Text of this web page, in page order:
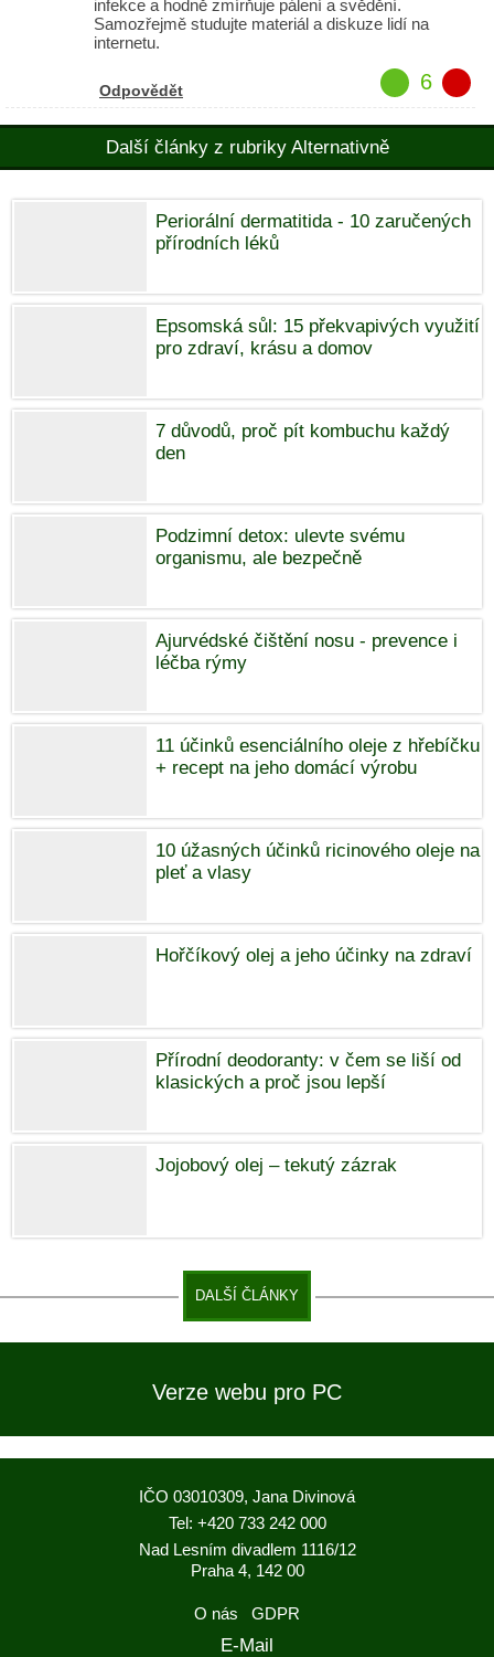
infekce a hodně zmírňuje pálení a svědění.
Samozřejmě studujte materiál a diskuze lidí na
internetu.
Odpovědět 6
Další články z rubriky Alternativně
Periorální dermatitida - 10 zaručených
přírodních léků
Epsomská sůl: 15 překvapivých využití
pro zdraví, krásu a domov
7 důvodů, proč pít kombuchu každý
den
Podzimní detox: ulevte svému
organismu, ale bezpečně
Ajurvédské čištění nosu - prevence i
léčba rýmy
11 účinků esenciálního oleje z hřebíčku
+ recept na jeho domácí výrobu
10 úžasných účinků ricinového oleje na
pleť a vlasy
Hořčíkový olej a jeho účinky na zdraví
Přírodní deodoranty: v čem se liší od
klasických a proč jsou lepší
Jojobový olej – tekutý zázrak
DALŠÍ ČLÁNKY
Verze webu pro PC
IČO 03010309, Jana Divinová
Tel: +420 733 242 000
Nad Lesním divadlem 1116/12
Praha 4, 142 00
O nás GDPR
E-Mail